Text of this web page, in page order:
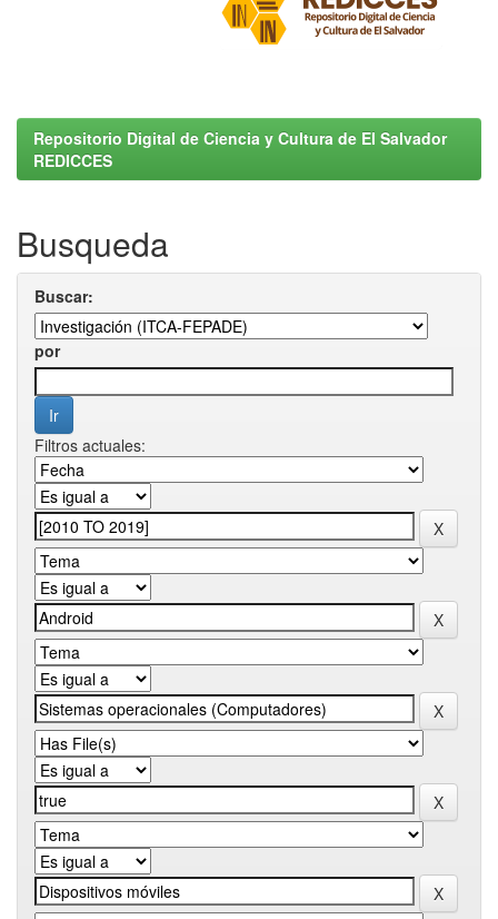
Repositorio Digital de Ciencia y Cultura de El Salvador
REDICCES
Busqueda
Buscar:
por
Filtros actuales: